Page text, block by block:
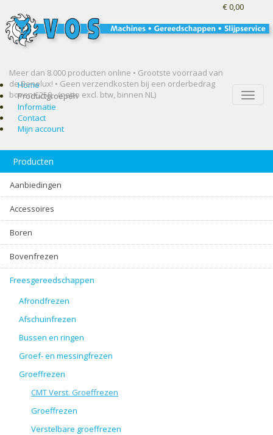
Meer dan 8.000 producten online • Grootste voorraad van
de Benelux! • Geen verzendkosten bij een orderbedrag
boven €250,- (netto excl. btw, binnen NL)
€ 0,00
Toggle
Home
Productgroepen
Informatie
Contact
Mijn account
Producten
Aanbiedingen
Accessoires
Boren
Bovenfrezen
Freesgereedschappen
Afrondfrezen
Afschuinfrezen
Bussen en ringen
Groef- en messingfrezen
Groeffrezen
CMT Verst. Groeffrezen
Groeffrezen
Verstelbare groeffrezen